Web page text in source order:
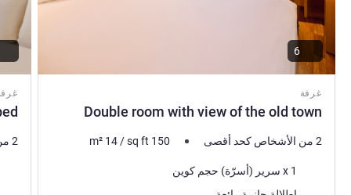
غرفة
Double room with view of the old town
2 من الأشخاص كحد أقصى m² 14/sq ft 150
فرش السرير
1 x سرير (أسرّة) حجم كوين
المناظر:
2 من الأشخاص كحد أقصى